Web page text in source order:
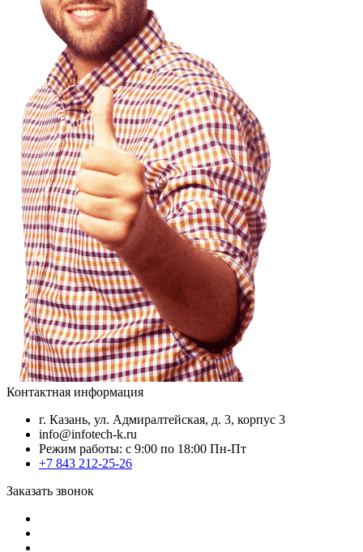
Контактная информация
г. Казань, ул. Адмиралтейская, д. 3, корпус 3
info@infotech-k.ru
Режим работы: с 9:00 по 18:00 Пн-Пт
+7 843 212-25-26
Заказать звонок